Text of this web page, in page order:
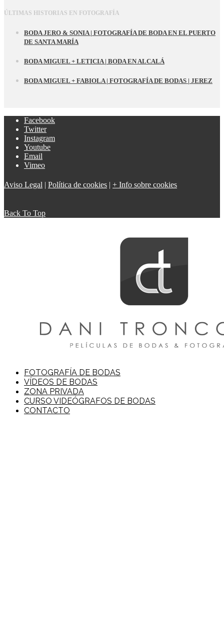
ÚLTIMAS HISTORIAS EN FOTOGRAFÍA
BODA JERO & SONIA | FOTOGRAFÍA DE BODA EN EL PUERTO
DE SANTA MARÍA
BODA MIGUEL + LETICIA | BODA EN ALCALÁ
BODA MIGUEL + FABIOLA | FOTOGRAFÍA DE BODAS | JEREZ
Facebook
Twitter
Instagram
Youtube
Email
Vimeo
Aviso Legal | Política de cookies | + Info sobre cookies
Back To Top
FOTOGRAFÍA DE BODAS
VÍDEOS DE BODAS
ZONA PRIVADA
CURSO VIDEÓGRAFOS DE BODAS
CONTACTO